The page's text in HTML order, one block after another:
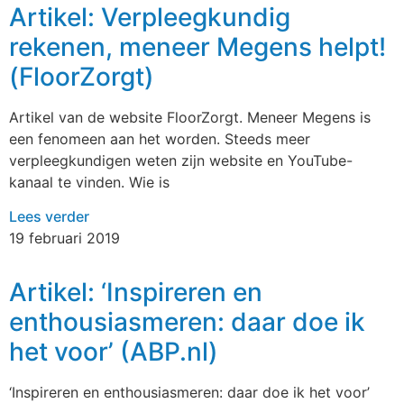
Artikel: Verpleegkundig
rekenen, meneer Megens helpt!
(FloorZorgt)
Artikel van de website FloorZorgt. Meneer Megens is
een fenomeen aan het worden. Steeds meer
verpleegkundigen weten zijn website en YouTube-
kanaal te vinden. Wie is
Lees verder
19 februari 2019
Artikel: ‘Inspireren en
enthousiasmeren: daar doe ik
het voor’ (ABP.nl)
‘Inspireren en enthousiasmeren: daar doe ik het voor’